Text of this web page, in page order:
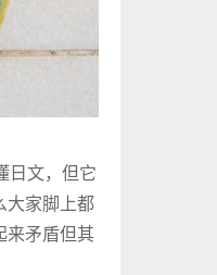
日文，但它
大家脚上都
来矛盾但其